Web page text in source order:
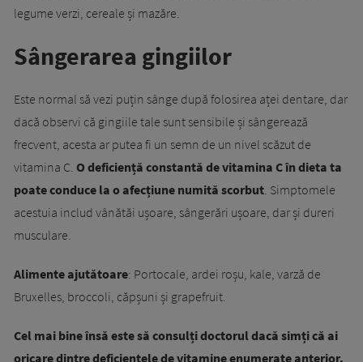
legume verzi, cereale și mazăre.
Sângerarea gingiilor
Este normal să vezi puțin sânge după folosirea aței dentare, dar
dacă observi că gingiile tale sunt sensibile și sângerează
frecvent, acesta ar putea fi un semn de un nivel scăzut de
vitamina C. O deficiență constantă de vitamina C în dieta ta
poate conduce la o afecțiune numită scorbut. Simptomele
acestuia includ vânătăi ușoare, sângerări ușoare, dar și dureri
musculare.
Alimente ajutătoare: Portocale, ardei roșu, kale, varză de
Bruxelles, broccoli, căpșuni și grapefruit.
Cel mai bine însă este să consulți doctorul dacă simți că ai
oricare dintre deficiențele de vitamine enumerate anterior.